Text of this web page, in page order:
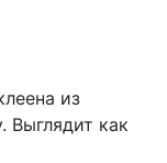
из
Выглядит как